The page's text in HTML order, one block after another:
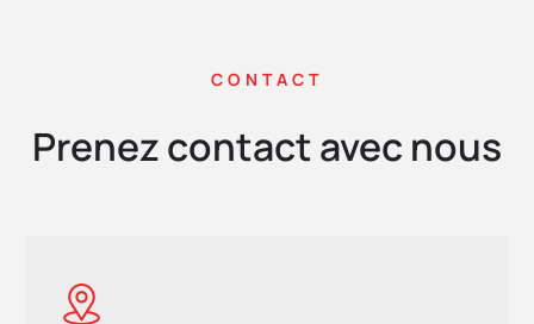
CONTACT
Prenez contact avec nous